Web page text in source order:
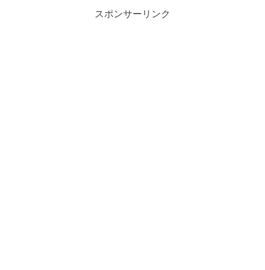
スポンサーリンク